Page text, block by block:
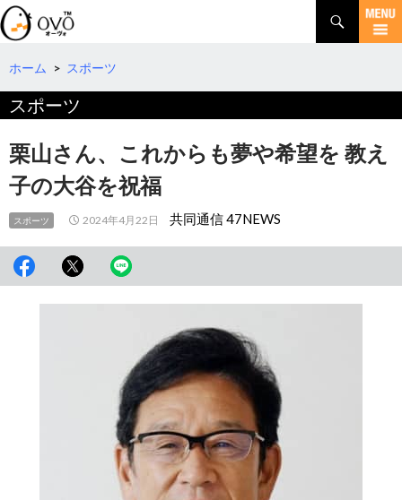
検
索
コ
テ
へ
移
動
ホーム > スポーツ
スポーツ
栗山さん、これからも夢や希望を 教え
子の大谷を祝福
スポーツ 2024年4月22日 共同通信 47NEWS